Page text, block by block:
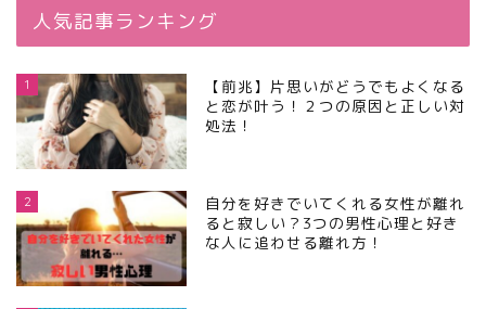
人気記事ランキング
1
【前兆】片思いがどうでもよくなる
と恋が叶う！２つの原因と正しい対
処法！
2
自分を好きでいてくれる女性が離れ
ると寂しい？3つの男性心理と好き
な人に追わせる離れ方！